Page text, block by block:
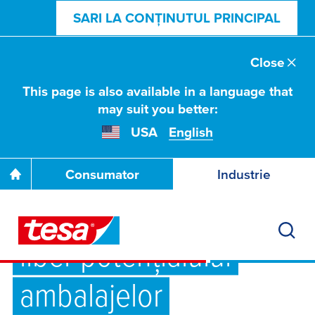
SARI LA CONȚINUTUL PRINCIPAL
This page is also available in a language that
may suit you better:
USA
English
Close
Consumator Industrie
Împreună dăm frâu
liber potențialului
ambalajelor